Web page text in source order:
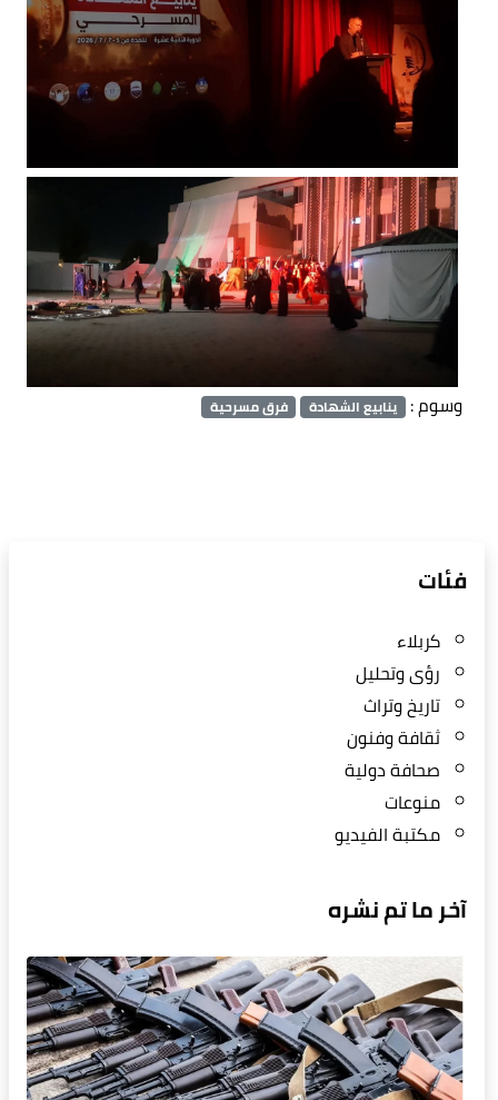
وسوم : ينابيع الشهادة فرق مسرحية
فئات
كربلاء
رؤى وتحليل
تاريخ وتراث
ثقافة وفنون
صحافة دولية
منوعات
مكتبة الفيديو
آخر ما تم نشره